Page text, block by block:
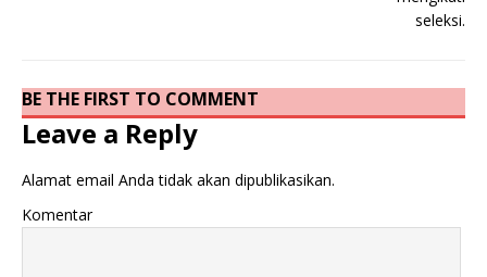
BE THE FIRST TO COMMENT
Leave a Reply
Alamat email Anda tidak akan dipublikasikan.
Komentar